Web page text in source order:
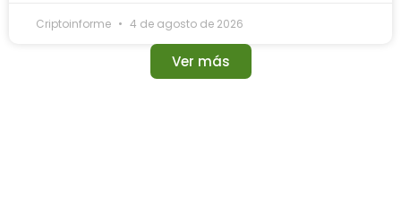
Criptoinforme 4 de agosto de 2026
Ver más